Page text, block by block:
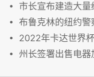
市长宣布建造大量
布鲁克林的纽约警
2022年卡达世界
州长签署出售电器